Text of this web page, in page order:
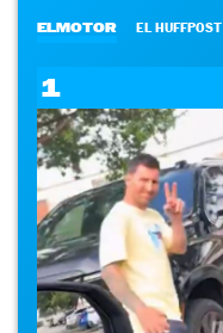
ELMOTOR EL HUFFPOST
1